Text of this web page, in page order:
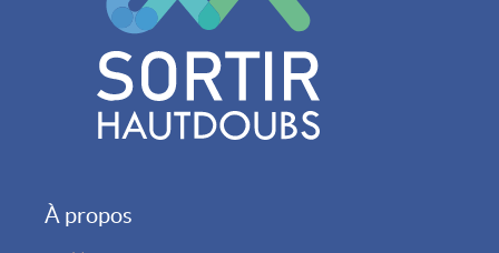
À propos